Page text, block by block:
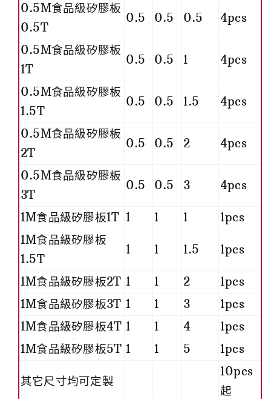
0.5M食品級矽膠板
0.5T
0.5 0.5 0.5 4pcs
0.5M食品級矽膠板
1T
0.5 0.5 1 4pcs
0.5M食品級矽膠板
1.5T
0.5 0.5 1.5 4pcs
0.5M食品級矽膠板
2T
0.5 0.5 2 4pcs
0.5M食品級矽膠板
3T
0.5 0.5 3 4pcs
1M食品級矽膠板1T 1 1 1
1pcs
1M食品級矽膠板
1.5T
1 1 1.5 1pcs
1M食品級矽膠板2T 1 1 2
1pcs
1M食品級矽膠板3T 1 1 3
1pcs
1M食品級矽膠板4T 1 1 4
1pcs
1M食品級矽膠板5T 1 1 5 1pcs
其它尺寸均可定製
10pcs
起